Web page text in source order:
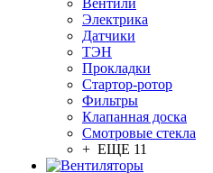
Вентили
Электрика
Датчики
ТЭН
Прокладки
Стартор-ротор
Фильтры
Клапанная доска
Смотровые стекла
+ ЕЩЕ 11